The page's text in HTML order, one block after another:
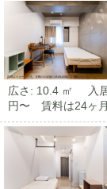
広さ: 10.4 ㎡ 入
円〜 賃料は24ヶ